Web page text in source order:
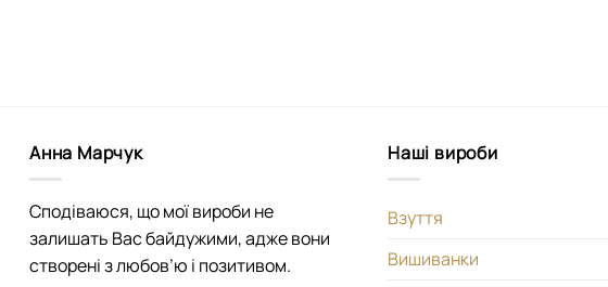
Анна Марчук
Сподіваюся, що мої вироби не
залишать Вас байдужими, адже вони
створені з любов’ю і позитивом.
Наші вироби
Взуття
Вишиванки